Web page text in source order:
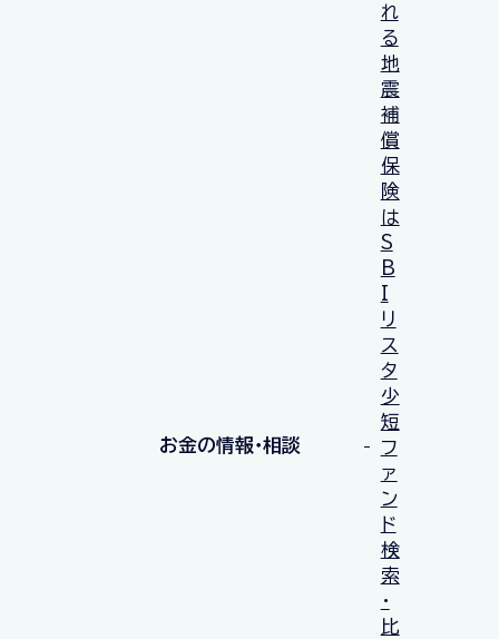
れ
る
地
震
補
償
保
険
は
S
B
I
リ
ス
タ
少
短
お金の情報・相談
フ
ァ
ン
ド
検
索
・
比